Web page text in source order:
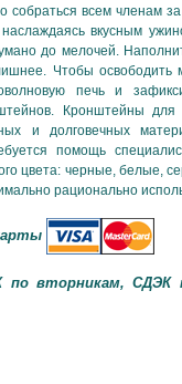
собраться всем членам
вкусным
до мелочей.
Чтобы освободить
печь и
Кронштейны
и долговечных
помощь
цвета: черные, белые,
рационально
по вторникам, СДЭК